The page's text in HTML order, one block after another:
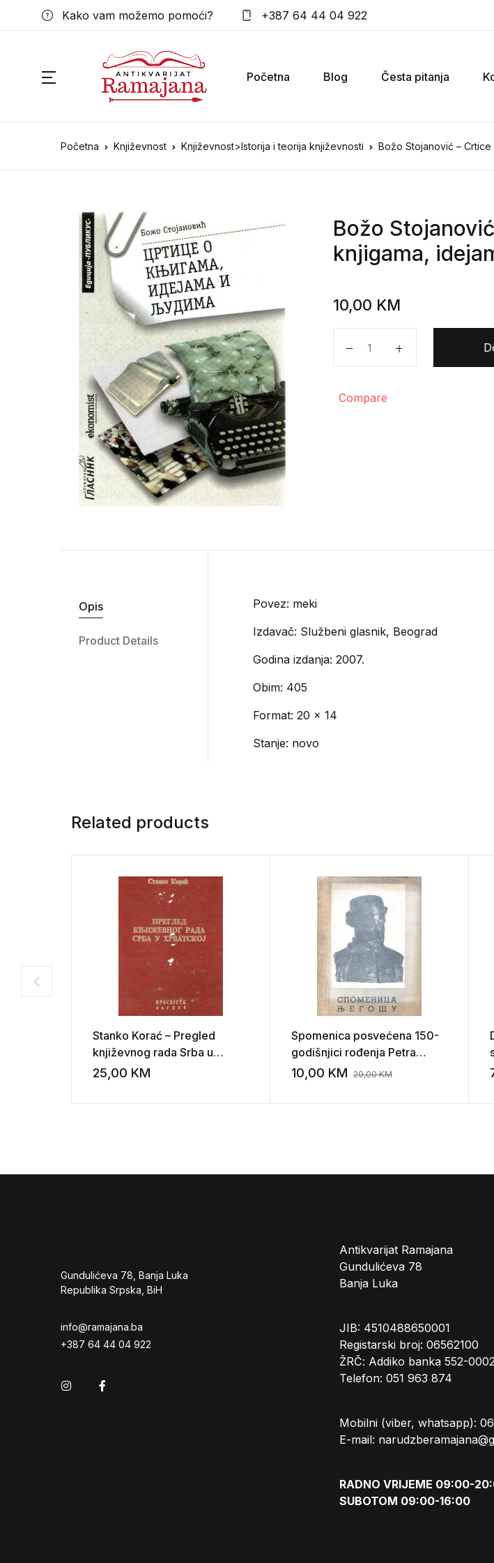
Kako vam možemo pomoći? +387 64 44 04 922
Početna Blog Česta pitanja
Početna Književnost Književnost>Istorija i teorija književnosti Božo Stojanović – Crtice
Božo Stojanović
knjigama,
10,00 KM
Compare
Opis
Product Details
Povez: meki
Izdavač: Službeni glasnik, Beograd
Godina izdanja: 2007.
Obim: 405
Format: 20 x 14
Stanje: novo
Related products
Stanko Korać – Pregled
književnog rada Srba u
Hrvatskoj
25,00 KM Add to wishlist
Spomenica posvećena 150-
godišnjici rođenja Petra
Petrovića-Njegoša
10,00 KM 20,00KM Add to
Gundulićeva 78, Banja Luka
Republika Srpska, BiH
info@ramajana.ba
+387 64 44 04 922
Instagram
Antikvarijat Ramajana
Gundulićeva 78
Banja Luka
JIB: 4510488650001
Registarski broj: 06562100
ŽRČ: Addiko banka 552-
Telefon: 051 963 874
Mobilni (viber, whatsapp):
E-mail:
RADNO VRIJEME 09:00-
SUBOTOM 09:00-16:00